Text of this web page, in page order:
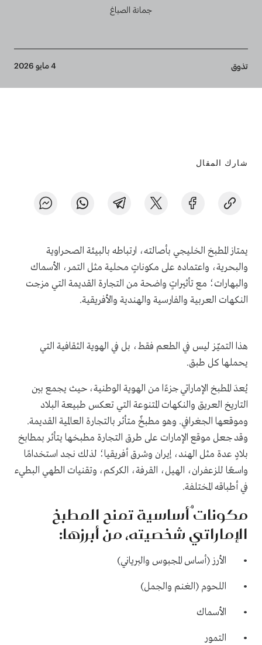
جمانة الصباغ
Breadcrumb
تذوق 4 مايو 2026
شارك المقال
يمتاز المطبخ الخليجي بأصالته، ارتباطه بالبيئة الصحراوية
والبحرية، واعتماده على مكوناتٍ محلية مثل التمر، الأسماك
والبهارات؛ مع تأثيراتٍ واضحة من التجارة القديمة التي مزجت
النكهات العربية والفارسية والهندية والأفريقية.
هذا التميّز ليس في الطعم فقط، بل في الهوية الثقافية التي
يحملها كل طبق.
يُعدَ المطبخ الإماراتي جزءًا من الهوية الوطنية، حيث يجمع بين
التاريخ العريق والنكهات المتنوعة التي تعكس طبيعة البلاد
وموقعها الجغرافي. وهو مطبخٌ متأثر بالتجارة العالمية القديمة.
وقد جعل موقع الإمارات على طرق التجارة مطبخها يتأثر بمطابخ
بلادٍ عدة مثل الهند، إيران وشرق أفريقيا؛ لذلك نجد استخدامًا
واسعًا للزعفران، الهيل، القرفة، الكركم، وتقنيات الطهي البطيء
في أطباقه المختلفة.
مكوناتٌ أساسية تمنح المطبخ
الإماراتي شخصيته، من أبرزها:
• الأرز (أساس المجبوس والبرياني)
• اللحوم (الغنم والجمل)
• الأسماك
• التمور